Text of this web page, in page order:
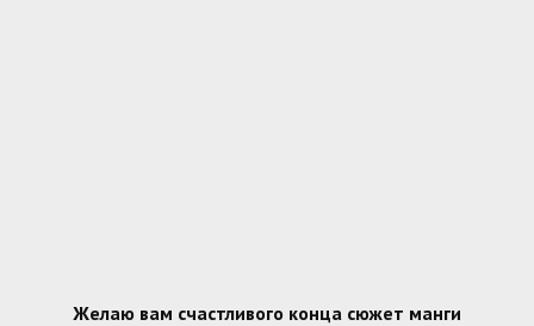
Желаю вам счастливого конца сюжет манги